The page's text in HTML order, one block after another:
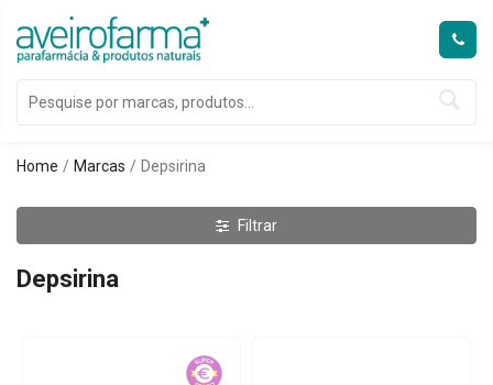
Home Marcas Depsirina
Filtrar
Depsirina